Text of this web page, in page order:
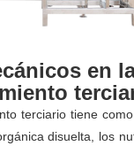
en
terciario tiene
disuelta, los